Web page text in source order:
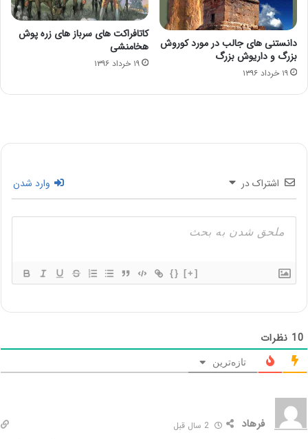
دانستنی های جالب در مورد کوروش
بزرگ و داریوش بزرگ
۱۹ خرداد ۱۳۹۶
کاتافراکت های سرباز های زره پوش
هخامنشی
۱۹ خرداد ۱۳۹۶
اشتراک در وارد شدن
{} [+]
10 نظرات
تازه‌ترین
فرهاد 2 سال قبل